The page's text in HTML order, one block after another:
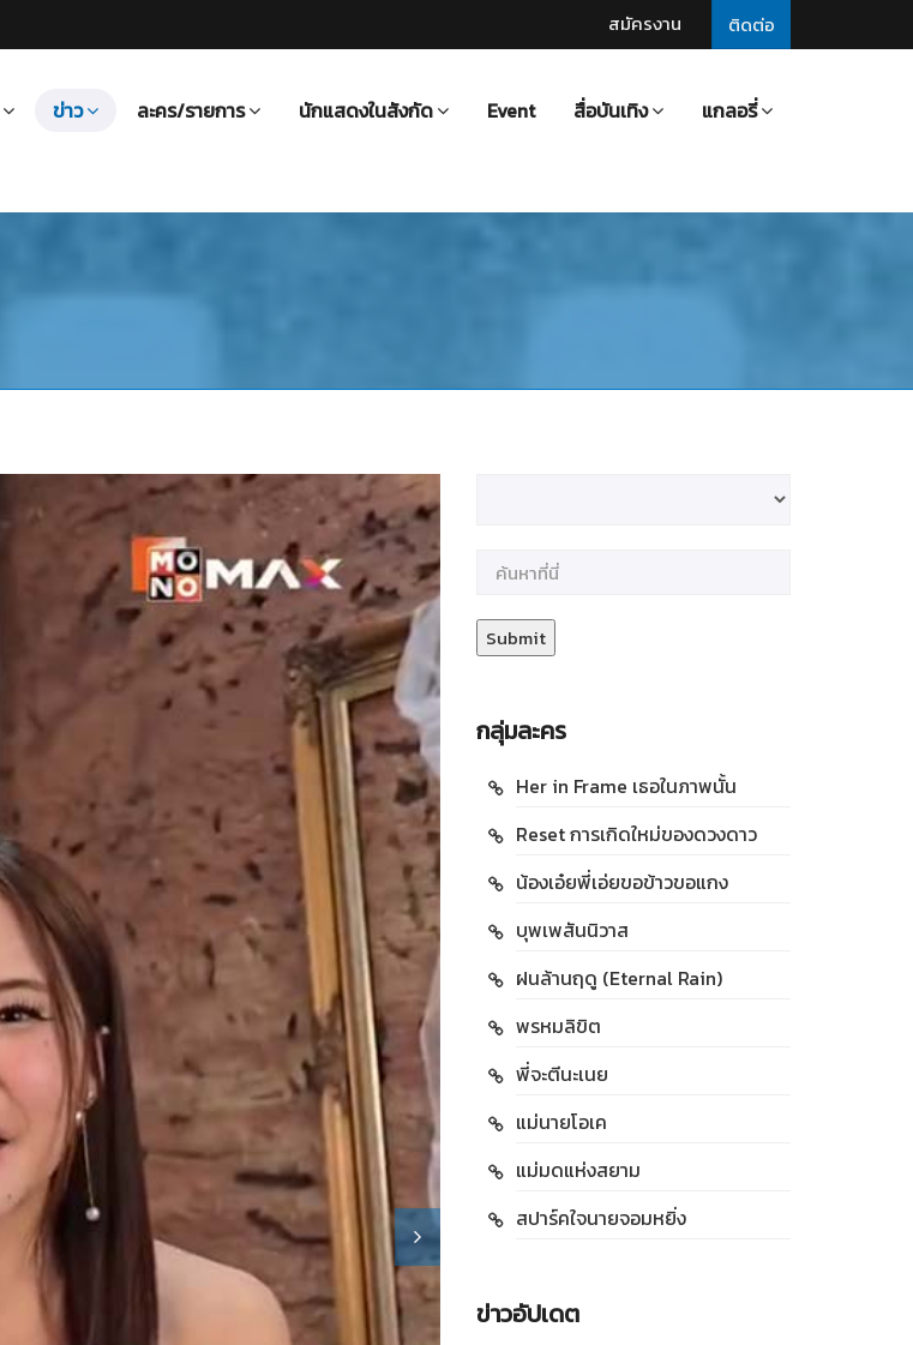
ติดต่อ
สมัครงาน
ข่าว ละคร/รายการ นักแสดงในสังกัด Event สื่อบันเทิง แกลอรี่
กลุ่มละคร
Her in Frame เธอในภาพนั้น
Reset การเกิดใหม่ของดวงดาว
น้องเอ๋ยพี่เอ่ยขอข้าวขอแกง
บุพเพสันนิวาส
ฝนล้านฤดู (Eternal Rain)
พรหมลิขิต
พี่จะตีนะเนย
แม่นายโอเค
แม่มดแห่งสยาม
สปาร์คใจนายจอมหยิ่ง
ข่าวอัปเดต